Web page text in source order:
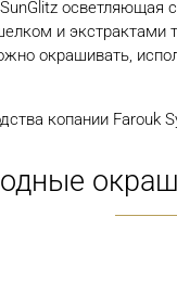
осветляющая
и экстрактами
окрашивать,
копании Farouk